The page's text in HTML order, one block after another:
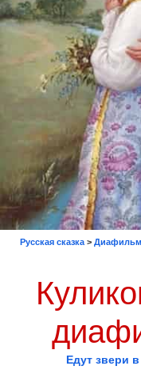
Русская сказка >
Едут звери